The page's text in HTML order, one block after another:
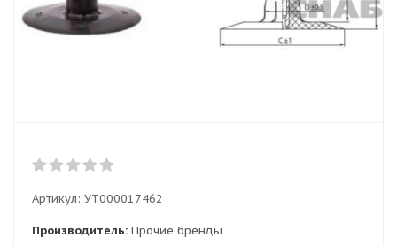
Артикул: УТ000017462
Производитель: Прочие бренды